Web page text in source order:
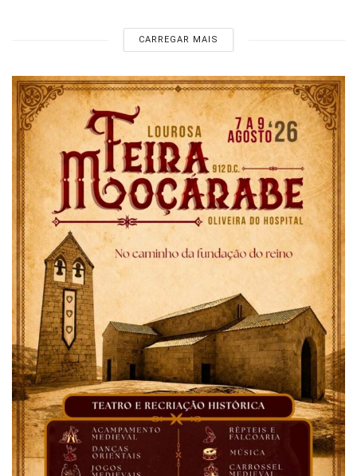
CARREGAR MAIS